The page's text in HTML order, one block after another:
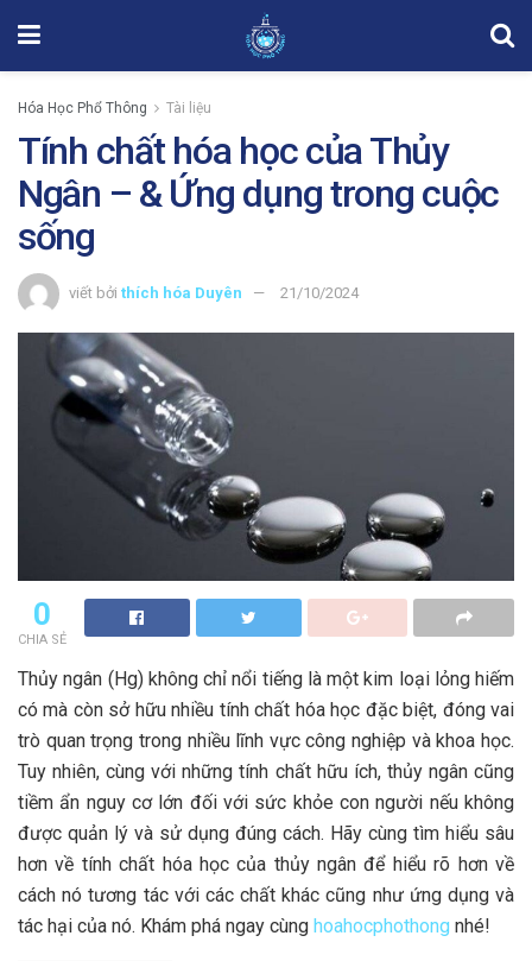
Hóa Học Phổ Thông Tài liệu
Tính chất hóa học của Thủy
Ngân – & Ứng dụng trong cuộc
sống
viết bởi thích hóa Duyên 21/10/2024
0
CHIA SẺ
Thủy ngân (Hg) không chỉ nổi tiếng là một kim loại lỏng hiếm
có mà còn sở hữu nhiều tính chất hóa học đặc biệt, đóng vai
trò quan trọng trong nhiều lĩnh vực công nghiệp và khoa học.
Tuy nhiên, cùng với những tính chất hữu ích, thủy ngân cũng
tiềm ẩn nguy cơ lớn đối với sức khỏe con người nếu không
được quản lý và sử dụng đúng cách. Hãy cùng tìm hiểu sâu
hơn về tính chất hóa học của thủy ngân để hiểu rõ hơn về
cách nó tương tác với các chất khác cũng như ứng dụng và
tác hại của nó. Khám phá ngay cùng hoahocphothong nhé!